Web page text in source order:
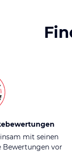
mit seinen
Bewertungen vor